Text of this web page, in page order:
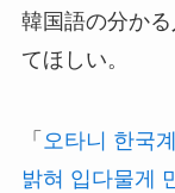
韓国語の分か
てほしい。
「 오타니 한국
밝혀 입다물게